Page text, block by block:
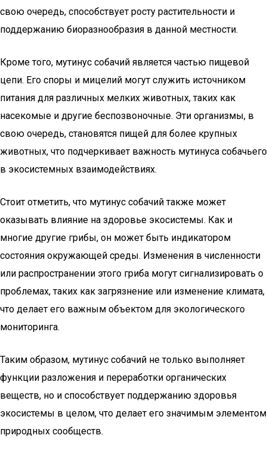
свою очередь, способствует росту растительности и
поддержанию биоразнообразия в данной местности.
Кроме того, мутинус собачий является частью пищевой
цепи. Его споры и мицелий могут служить источником
питания для различных мелких животных, таких как
насекомые и другие беспозвоночные. Эти организмы, в
свою очередь, становятся пищей для более крупных
животных, что подчеркивает важность мутинуса собачьего
в экосистемных взаимодействиях.
Стоит отметить, что мутинус собачий также может
оказывать влияние на здоровье экосистемы. Как и
многие другие грибы, он может быть индикатором
состояния окружающей среды. Изменения в численности
или распространении этого гриба могут сигнализировать о
проблемах, таких как загрязнение или изменение климата,
что делает его важным объектом для экологического
мониторинга.
Таким образом, мутинус собачий не только выполняет
функции разложения и переработки органических
веществ, но и способствует поддержанию здоровья
экосистемы в целом, что делает его значимым элементом
природных сообществ.